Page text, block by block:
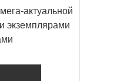
актуальной
экземплярами